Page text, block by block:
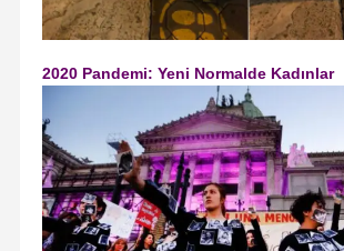
2020 Pandemi: Yeni Normalde Kadınlar